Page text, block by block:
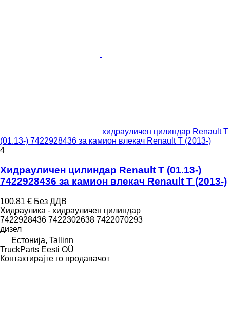
хидрауличен цилиндар Renault T
(01.13-) 7422928436 за камион влекач Renault T (2013-)
4
Хидрауличен цилиндар Renault T (01.13-)
7422928436 за камион влекач Renault T (2013-)
100,81 € Без ДДВ
Хидраулика - хидрауличен цилиндар
7422928436 7422302638 7422070293
дизел
Естонија, Tallinn
TruckParts Eesti OÜ
Контактирајте го продавачот